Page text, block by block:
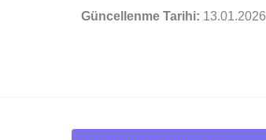
Güncellenme Tarihi: 13.01.2026